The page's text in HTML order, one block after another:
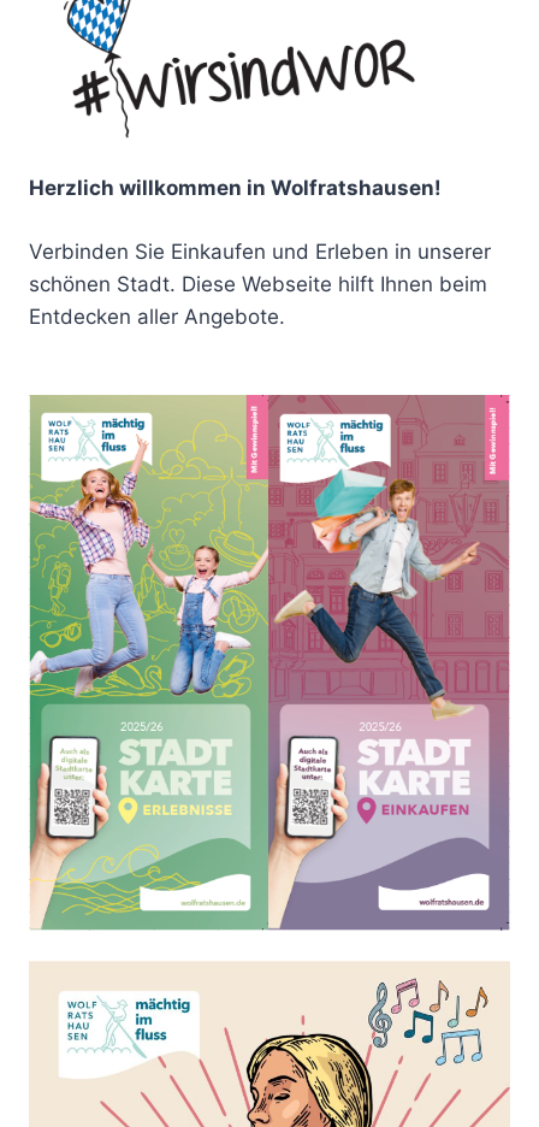
Herzlich willkommen in Wolfratshausen!
Verbinden Sie Einkaufen und Erleben in unserer
schönen Stadt. Diese Webseite hilft Ihnen beim
Entdecken aller Angebote.